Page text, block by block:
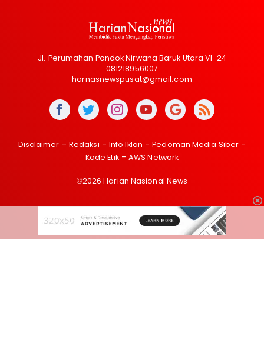
Jl. Perumahan Pondok Nirwana Baruk Utara VI-24
081218956007
harnasnewspusat@gmail.com
Disclaimer Redaksi Info Iklan
Pedoman Media Siber
Kode Etik
AWS Network
©2026 Harian Nasional News